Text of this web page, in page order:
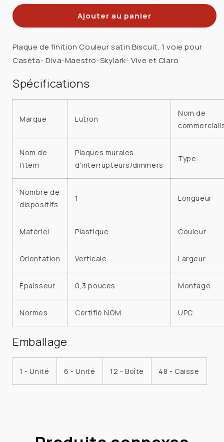
quantité
LUTRON
SC-
1-
BI
PLAQUE
SIMPLE
BISCUITFINI
SATIN
quantité
de
LUTRON
SC-
BI
PLAQUE
SIMPLE
BISCUITFINI
SATIN
Ajouter au panier
Plaque de finition Couleur satin Biscuit, 1 voie pour
Caséta- Diva-Maestro-Skylark- Vive et Claro
Spécifications
Marque Lutron
Nom de
Nom de
l'item
Plaques murales
d'interrupteurs/dimmers
Type
Nombre de
dispositifs
1 Longueur
Matériel Plastique Couleur
Orientation Verticale Largeur
Épaisseur 0,3 pouces Montage
Normes Certifié NOM UPC
Emballage
1 - Unité 6 - Unité 12 - Boîte 48 - Caisse